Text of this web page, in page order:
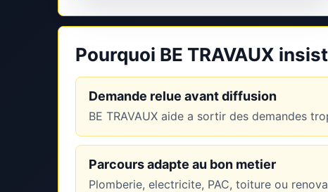
Pourquoi BE TRAVAUX
Demande relue avant diffusion
BE TRAVAUX aide a sortir des demandes
Parcours adapte au bon metier
Plomberie, electricite, PAC, toiture ou